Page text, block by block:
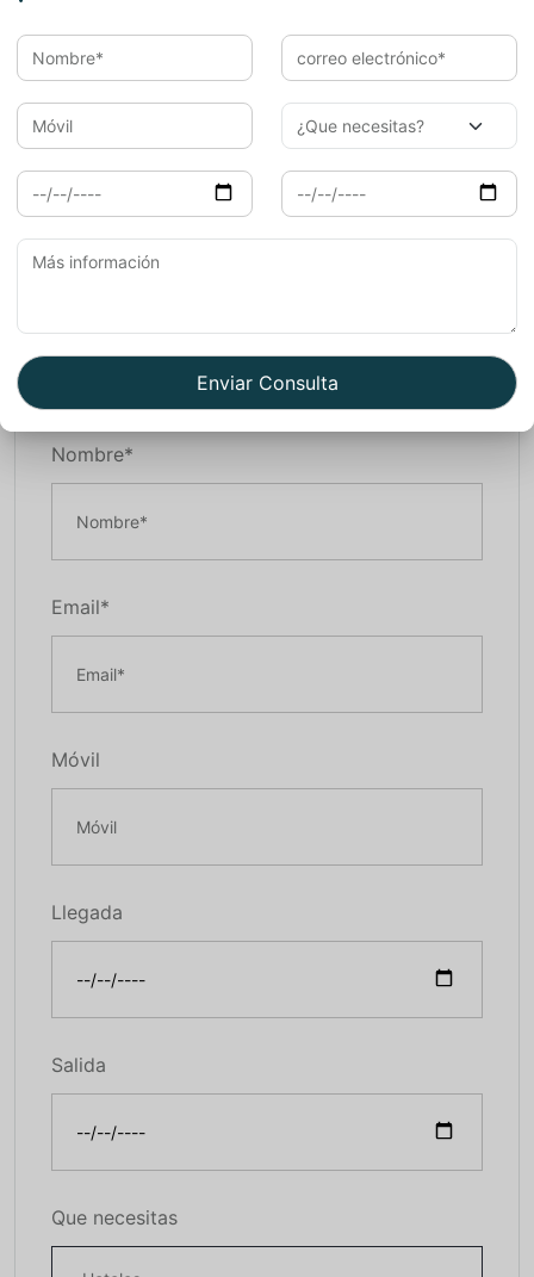
destino. ¡Embárcate en una aventura inolvidable desde
Mexico a la mágica India!
Si estás buscando contratar un conductor privado en la
India o hacer vuestra viaje con una agencia local,
Porfavor envianos un email. Nosotros estamos
trabajando desde 2006 con Españoles. Esperamos verte
pronto en nuestra pais.
Book Now
Nombre*
Email*
Móvil
Llegada
Salida
Que necesitas